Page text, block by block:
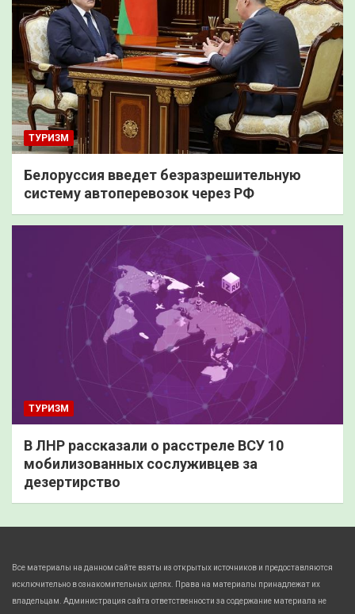
ТУРИЗМ
Белоруссия введет безразрешительную
систему автоперевозок через РФ
ТУРИЗМ
В ЛНР рассказали о расстреле ВСУ 10
мобилизованных сослуживцев за
дезертирство
Все материалы на данном сайте взяты из открытых источников и предоставляются
исключительно в ознакомительных целях. Права на материалы принадлежат их
владельцам. Администрация сайта ответственности за содержание материала не